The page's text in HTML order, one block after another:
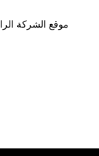
موقع الشركة